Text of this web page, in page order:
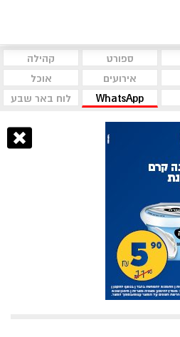
ספורט
קהילה
אירועים
אוכל
WhatsApp לוח באר שבע